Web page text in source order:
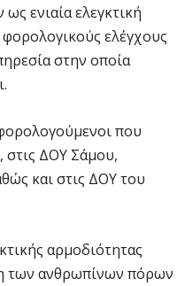
ενιαία ελεγκτική
φορολογικούς ελέγχους
στην οποία
που
στις ΔΟΥ Σάμου,
και στις ΔΟΥ του
αρμοδιότητας
των ανθρωπίνων πόρων